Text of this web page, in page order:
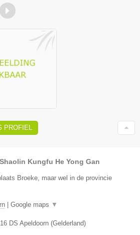
Kungfu He Yong Gan
Broeke, maar wel in de provincie
Google maps ▼
DS Apeldoorn (Gelderland)